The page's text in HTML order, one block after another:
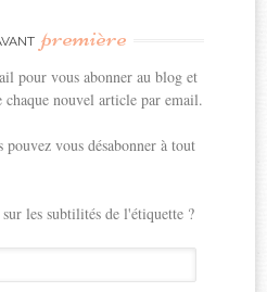
première
pour vous abonner au blog et
nouvel article par email.
vous désabonner à tout
les subtilités de l'étiquette ?